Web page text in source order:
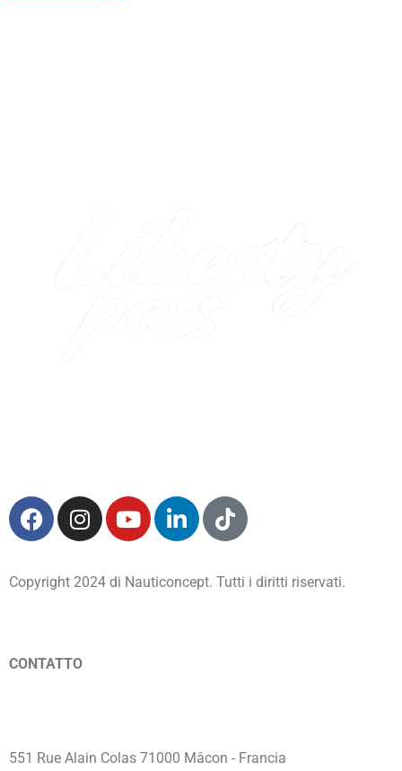
Copyright 2024 di Nauticoncept. Tutti i diritti riservati.
CONTATTO
551 Rue Alain Colas 71000 Mâcon - Francia